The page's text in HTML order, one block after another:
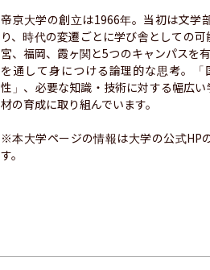
帝京大学の創立は1966年。当初は文学
り、時代の変遷ごとに学び舎としての
宮、福岡、霞ヶ関と5つのキャンパスを
を通して身につける論理的な思考。
性」、必要な知識・技術に対する幅広
材の育成に取り組んでいます。
※本大学ページの情報は大学の公式HP
す。